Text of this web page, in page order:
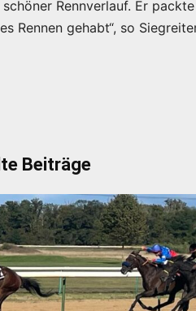
schöner Rennverlauf. Er
Rennen gehabt“, so
Beiträge